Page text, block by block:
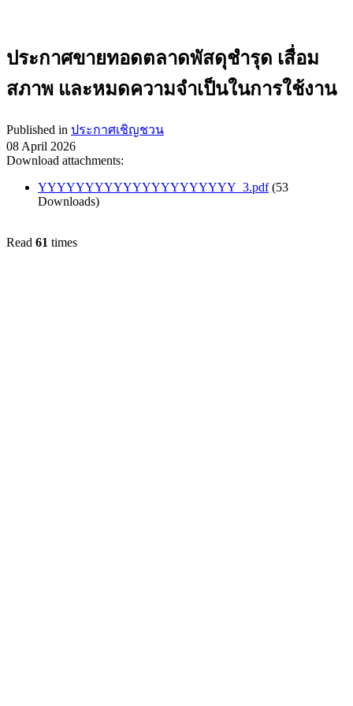
ประกาศขายทอดตลาดพัสดุชำรุด เสื่อม
สภาพ และหมดความจำเป็นในการใช้งาน
Published in ประกาศเชิญชวน
08 April 2026
Download attachments:
YYYYYYYYYYYYYYYYYYYYY_3.pdf (53
Downloads)
Read 61 times